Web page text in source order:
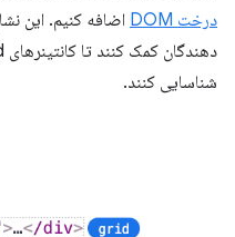
درخت DOM
اضافه کنیم. این
شناسایی کنند.